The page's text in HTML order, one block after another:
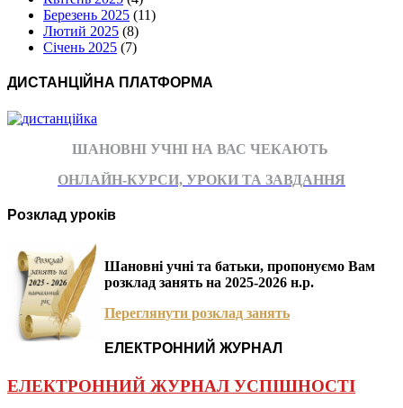
Березень 2025 (11)
Лютий 2025 (8)
Січень 2025 (7)
ДИСТАНЦІЙНА ПЛАТФОРМА
ШАНОВНІ УЧНІ НА ВАС ЧЕКАЮТЬ
ОНЛАЙН-КУРСИ, УРОКИ ТА ЗАВДАННЯ
Розклад уроків
Шановні учні та батьки, пропонуємо Вам
розклад занять на 2025-2026 н.р.
Переглянути розклад занять
ЕЛЕКТРОННИЙ ЖУРНАЛ
ЕЛЕКТРОННИЙ ЖУРНАЛ УСПІШНОСТІ